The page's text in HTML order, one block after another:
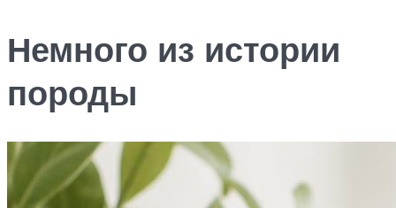
Немного из истории
породы